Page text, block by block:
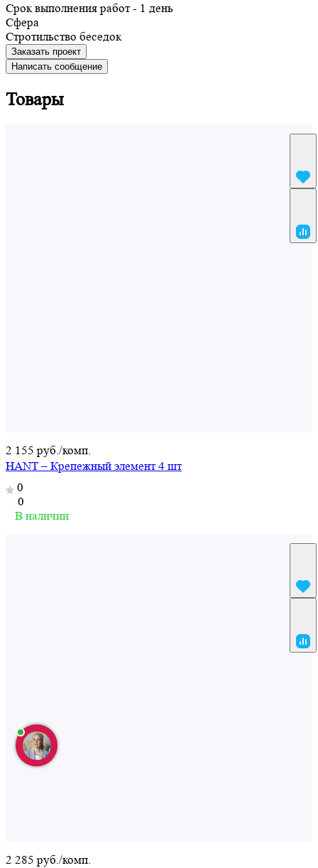
Срок выполнения работ - 1 день
Сфера
Cтротильство беседок
Заказать проект
Написать сообщение
Товары
2 155 руб./комп.
HANT – Крепежный элемент 4 шт
0
0
В наличии
2 285 руб./комп.